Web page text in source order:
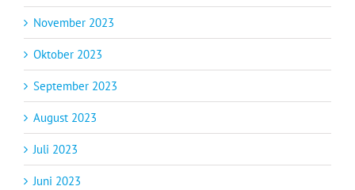
November 2023
Oktober 2023
September 2023
August 2023
Juli 2023
Juni 2023